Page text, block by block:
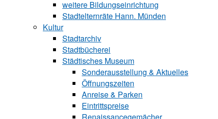
weitere Bildungseinrichtung
Stadtelternräte Hann. Münden
Kultur
Stadtarchiv
Stadtbücherei
Städtisches Museum
Sonderausstellung & Aktuelles
Öffnungszeiten
Anreise & Parken
Eintrittspreise